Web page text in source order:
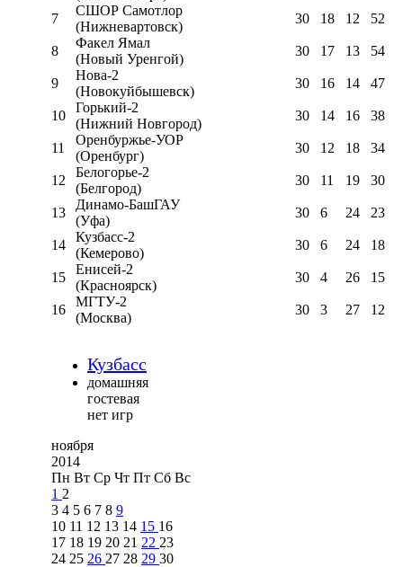
7
СШОР Самотлор
(Нижневартовск)
30 18 12 52
8
Факел Ямал
(Новый Уренгой)
30 17 13 54
9
Нова-2
(Новокуйбышевск)
30 16 14 47
10
Горький-2
(Нижний Новгород)
30 14 16 38
11
Оренбуржье-УОР
(Оренбург)
30 12 18 34
12
Белогорье-2
(Белгород)
30 11 19 30
13
Динамо-БашГАУ
(Уфа)
30 6 24 23
14
Кузбасс-2
(Кемерово)
30 6 24 18
15
Енисей-2
(Красноярск)
30 4 26 15
16
МГТУ-2
(Москва)
30 3 27 12
Кузбасс
домашняя
гостевая
нет игр
ноября
2014
Пн Вт Ср Чт Пт Сб Вс
1 2
3 4 5 6 7 8 9
10 11 12 13 14 15 16
17 18 19 20 21 22 23
24 25 26 27 28 29 30